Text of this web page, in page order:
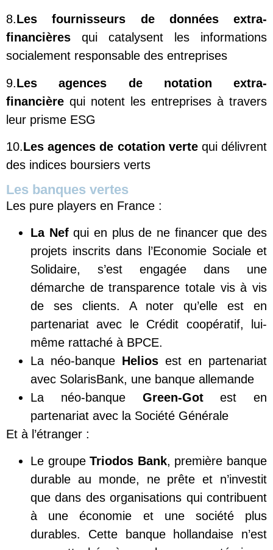
8.Les fournisseurs de données extra-
financières qui catalysent les informations
socialement responsable des entreprises
9.Les agences de notation extra-
financière qui notent les entreprises à travers
leur prisme ESG
10.Les agences de cotation verte qui délivrent
des indices boursiers verts
Les banques vertes
Les pure players en France :
La Nefqui en plus de ne financer que des
projets inscrits dans l’Economie Sociale et
Solidaire, s’est engagée dans une
démarche de transparence totale vis à vis
de ses clients. A noter qu’elle est en
partenariat avec le Crédit coopératif, lui-
même rattaché à BPCE.
La néo-banque Helios est en partenariat
avec SolarisBank, une banque allemande
La néo-banque Green-Gotest en
partenariat avec la Société Générale
Et à l’étranger :
Le groupeTriodos Bank, première banque
durable au monde, ne prête et n’investit
que dans des organisations qui contribuent
à une économie et une société plus
durables. Cette banque hollandaise n’est